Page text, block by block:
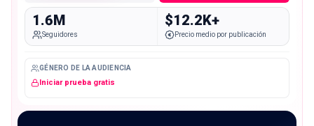
1.6M
Seguidores
$12.2K+
Precio medio por publicación
GÉNERO DE LA AUDIENCIA
Iniciar prueba gratis